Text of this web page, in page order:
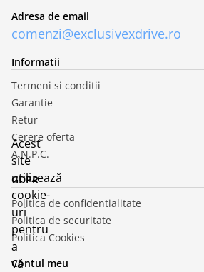
Adresa de email
comenzi@exclusivexdrive.ro
Informatii
Termeni si conditii
Garantie
Retur
Cerere oferta
A.N.P.C.
GDPR
Politica de confidentialitate
Politica de securitate
Politica Cookies
Contul meu
Acest
site
utilizează
cookie-
uri
pentru
a
vă